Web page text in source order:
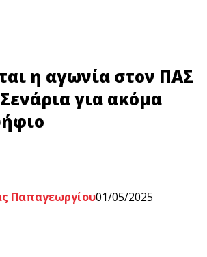
η αγωνία στον ΠΑΣ
για ακόμα
Παπαγεωργίου01/05/2025